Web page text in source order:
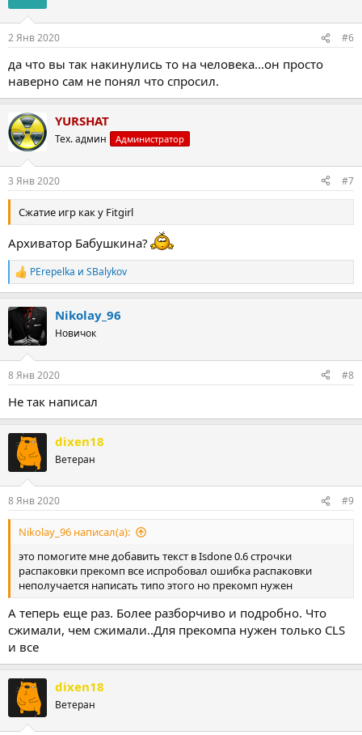
2 Янв 2020 #6
да что вы так накинулись то на человека...он просто
наверно сам не понял что спросил.
YURSHAT
Тех. админ Администратор
3 Янв 2020 #7
Сжатие игр как у Fitgirl
Архиватор Бабушкина?
Р
е
и
PErepelka и SBalykov
Nikolay_96
Новичок
8 Янв 2020 #8
Не так написал
dixen18
Ветеран
8 Янв 2020 #9
Nikolay_96 написал(а):
это помогите мне добавить текст в Isdone 0.6 строчки
распаковки прекомп все испробовал ошибка распаковки
неполучается написать типо этого но прекомп нужен
А теперь еще раз. Более разборчиво и подробно. Что
сжимали, чем сжимали..Для прекомпа нужен только CLS
и все
dixen18
Ветеран